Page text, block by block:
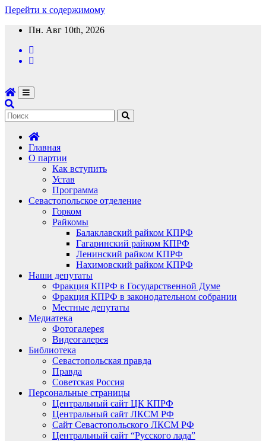
Перейти к содержимому
Пн. Авг 10th, 2026
Главная
О партии
Как вступить
Устав
Программа
Севастопольское отделение
Горком
Райкомы
Балаклавский райком КПРФ
Гагаринский райком КПРФ
Ленинский райком КПРФ
Нахимовский райком КПРФ
Наши депутаты
Фракция КПРФ в Государственной Думе
Фракция КПРФ в законодательном собрании
Местные депутаты
Медиатека
Фотогалерея
Видеогалерея
Библиотека
Севастопольская правда
Правда
Советская Россия
Персональные страницы
Центральный сайт ЦК КПРФ
Центральный сайт ЛКСМ РФ
Сайт Севастопольского ЛКСМ РФ
Центральный сайт “Русского лада”